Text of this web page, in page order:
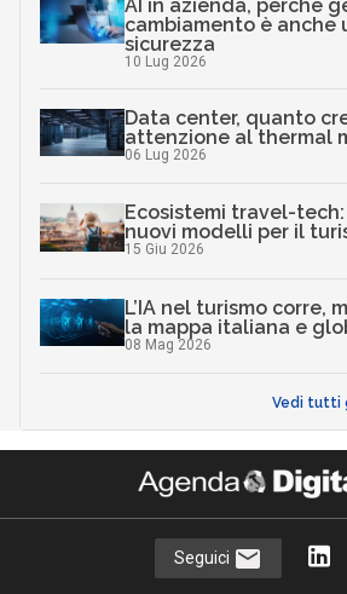
AI in azienda, perché
cambiamento è anche
sicurezza
10 Lug 2026
Data center, quanto
attenzione al thermal
06 Lug 2026
Ecosistemi travel-
nuovi modelli per il
15 Giu 2026
L’IA nel turismo corre,
la mappa italiana e
08 Mag 2026
Vedi tutti
Seguici